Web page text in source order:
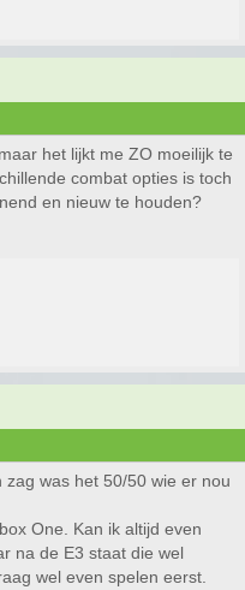
het lijkt me ZO moeilijk te
combat opties is toch
en nieuw te houden?
zag was het 50/50 wie er nou
One. Kan ik altijd even
na de E3 staat die wel
wel even spelen eerst.